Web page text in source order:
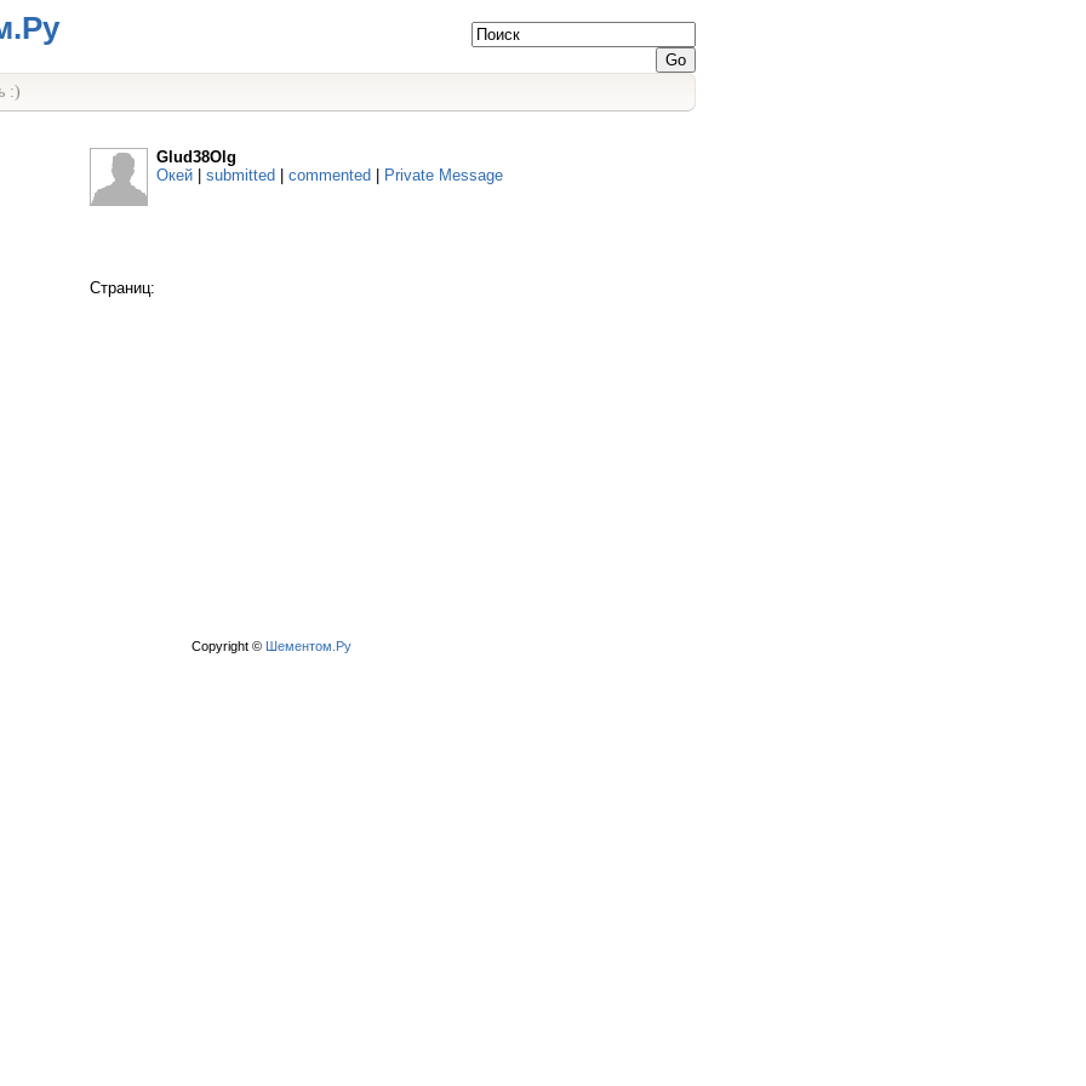
:)
Glud38Olg
Окей
submitted commented Private Message
Страниц:
Copyright © Шементом.Ру